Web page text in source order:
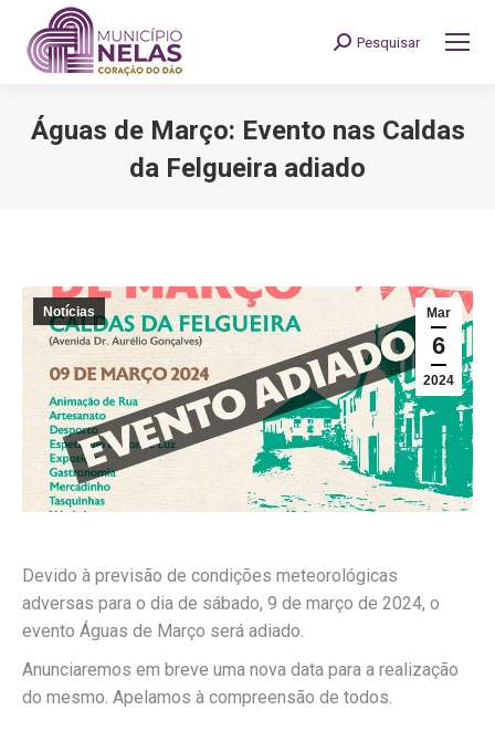
Search:
Pesquisar
Águas de Março: Evento nas Caldas
da Felgueira adiado
Mar
6
2024
Notícias
Devido à previsão de condições meteorológicas
adversas para o dia de sábado, 9 de março de 2024, o
evento Águas de Março será adiado.
Anunciaremos em breve uma nova data para a realização
do mesmo. Apelamos à compreensão de todos.